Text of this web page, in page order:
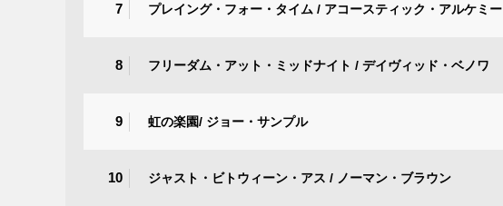
7 プレイング・フォー・タイム / アコースティック・アルケミー
8 フリーダム・アット・ミッドナイト / デイヴィッド・ベノワ
9 虹の楽園/ ジョー・サンプル
10 ジャスト・ビトウィーン・アス / ノーマン・ブラウン